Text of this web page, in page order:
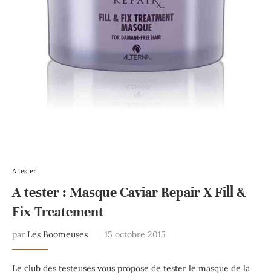
A tester
A tester : Masque Caviar Repair X Fill &
Fix Treatement
par Les Boomeuses 15 octobre 2015
Le club des testeuses vous propose de tester le masque de la